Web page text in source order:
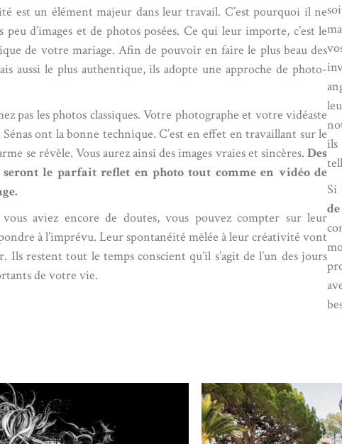
est un élément majeur dans leur travail. C’est pourquoi il ne
d’images et de photos posées. Ce qui leur importe, c’est le
de votre mariage. Afin de pouvoir en faire le plus beau des
aussi le plus authentique, ils adopte une approche de photo-
pas les photos classiques. Votre photographe et votre vidéaste
Sénas ont la bonne technique. C’est en effet en travaillant sur le
se révèle. Vous aurez ainsi des images vraies et sincères. Des
le parfait reflet en photo tout comme en vidéo de
aviez encore de doutes, vous pouvez compter sur leur
à l’imprévu. Leur spontanéité mêlée à leur créativité vont
Ils restent tout le temps conscient qu’il s’agit de l’un des jours
de votre vie.
ils
Si